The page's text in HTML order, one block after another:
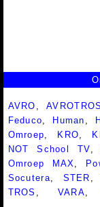
AVRO ,AVROTROS
Feduco, Human ,
Omroep, KRO,
NOT School TV,
Omroep MAX,
Socutera, STER
TROS , VARA